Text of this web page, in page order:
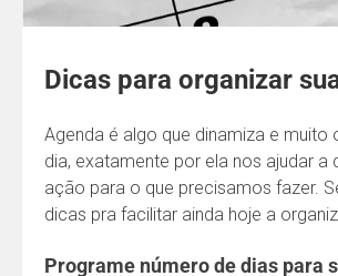
Dicas para organizar
Agenda é algo que dinamiza e muito
dia, exatamente por ela nos ajudar a
ação para o que precisamos fazer.
dicas pra facilitar ainda hoje a
Programe número de dias para